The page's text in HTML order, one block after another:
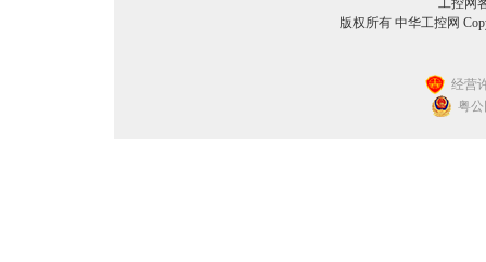
工控网
版权所有 中华工控网
经营
粤公